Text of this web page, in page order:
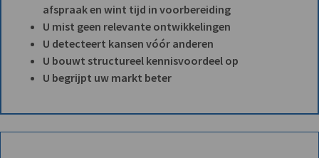
afspraak en wint tijd in voorbereiding
U mist geen relevante ontwikkelingen
U detecteert kansen vóór anderen
U bouwt structureel kennisvoordeel op
U begrijpt uw markt beter